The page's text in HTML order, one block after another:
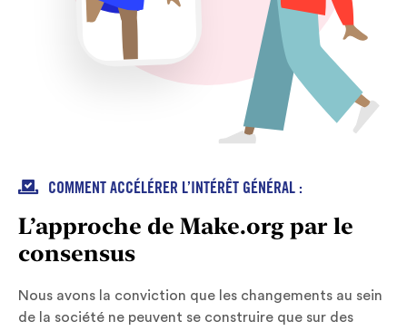
 COMMENT ACCÉLÉRER L’INTÉRÊT GÉNÉRAL :
L’approche de Make.org par le
consensus
Nous avons la conviction que les changements au sein
de la société ne peuvent se construire que sur des